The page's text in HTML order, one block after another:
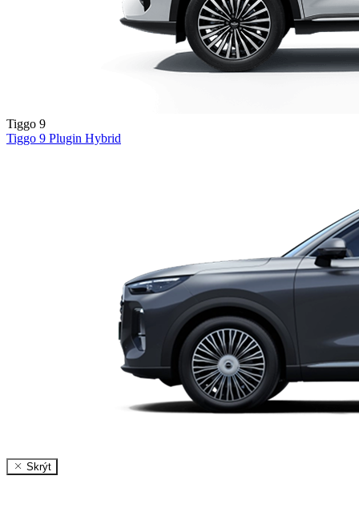
Tiggo 9
Tiggo 9 Plugin Hybrid
Skrýt